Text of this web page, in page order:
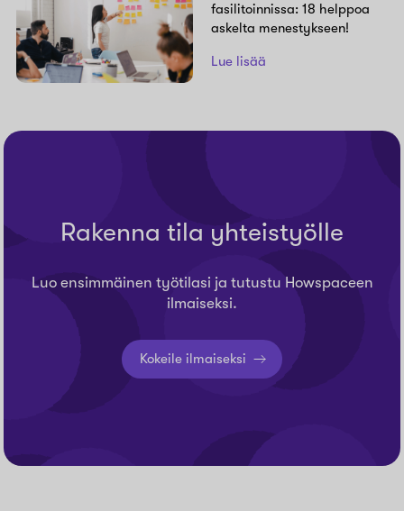
fasilitoinnissa: 18 helppoa
askelta menestykseen!
Lue lisää
Rakenna tila yhteistyölle
Luo ensimmäinen työtilasi ja tutustu Howspaceen
ilmaiseksi.
Kokeile ilmaiseksi